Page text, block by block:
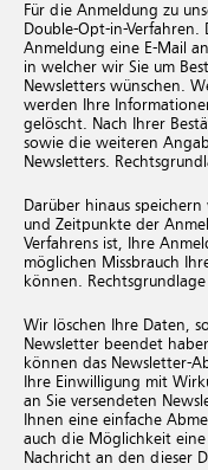
Für die Anmeldung zu
Double-Opt-in-
Anmeldung eine E-Mail
in welcher wir Sie um
Newsletters wünschen.
werden Ihre
gelöscht. Nach Ihrer
sowie die weiteren
Newsletters.
Darüber hinaus
und Zeitpunkte der
Verfahrens ist, Ihre
möglichen Missbrauch
können.
Wir löschen Ihre Daten,
Newsletter beendet
können das Newsletter-
Ihre Einwilligung mit
an Sie versendeten
Ihnen eine einfache
auch die Möglichkeit eine
Nachricht an den dieser